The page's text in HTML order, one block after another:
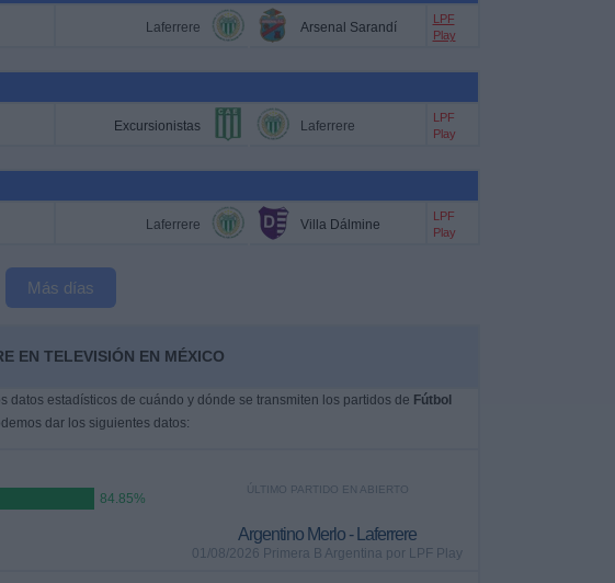
Laferrere Arsenal Sarandí
LPF
Play
Excursionistas Laferrere
LPF
Play
Laferrere Villa Dálmine
LPF
Play
Más días
EN TELEVISIÓN EN MÉXICO
datos estadísticos de cuándo y dónde se transmiten los partidos de Fútbol
dar los siguientes datos:
84.85%
ÚLTIMO PARTIDO EN ABIERTO
Argentino Merlo - Laferrere
01/08/2026 Primera B Argentina por LPF Play